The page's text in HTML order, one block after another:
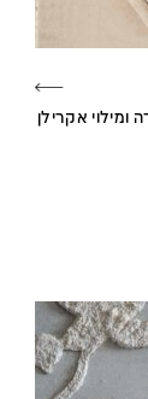
ומילוי אקרילן